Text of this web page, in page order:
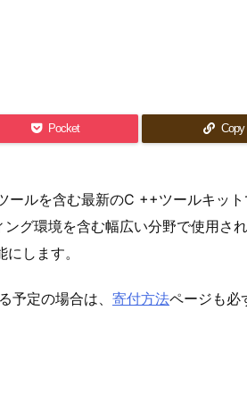
Pocket Copy
ルを含む最新のC ++ツールキット
グ環境を含む幅広い分野で使用さ
します。
定の場合は、 寄付方法ページも必